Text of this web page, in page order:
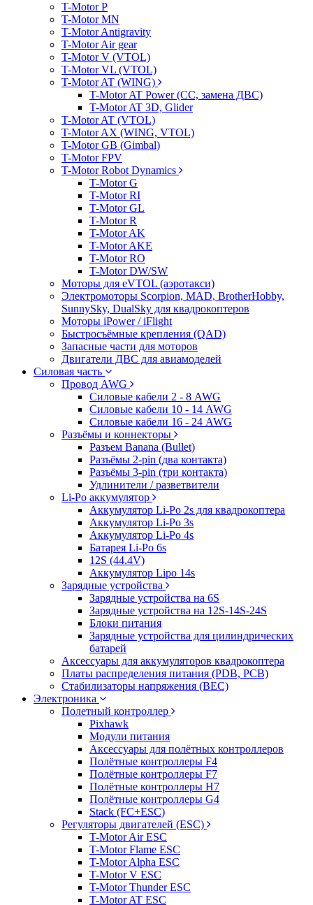
T-Motor P
T-Motor MN
T-Motor Antigravity
T-Motor Air gear
T-Motor V (VTOL)
T-Motor VL (VTOL)
T-Motor AT (WING)
T-Motor AT Power (CC, замена ДВС)
T-Motor AT 3D, Glider
T-Motor AT (VTOL)
T-Motor AX (WING, VTOL)
T-Motor GB (Gimbal)
T-Motor FPV
T-Motor Robot Dynamics
T-Motor G
T-Motor RI
T-Motor GL
T-Motor R
T-Motor AK
T-Motor AKE
T-Motor RO
T-Motor DW/SW
Моторы для eVTOL (аэротакси)
Электромоторы Scorpion, MAD, BrotherHobby,
SunnySky, DualSky для квадрокоптеров
Моторы iPower / iFlight
Быстросъёмные крепления (QAD)
Запасные части для моторов
Двигатели ДВС для авиамоделей
Силовая часть
Провод AWG
Силовые кабели 2 - 8 AWG
Силовые кабели 10 - 14 AWG
Силовые кабели 16 - 24 AWG
Разъёмы и коннекторы
Разъем Banana (Bullet)
Разъёмы 2-pin (два контакта)
Разъёмы 3-pin (три контакта)
Удлинители / разветвители
Li-Po аккумулятор
Аккумулятор Li-Po 2s для квадрокоптера
Аккумулятор Li-Po 3s
Аккумулятор Li-Po 4s
Батарея Li-Po 6s
12S (44.4V)
Аккумулятор Lipo 14s
Зарядные устройства
Зарядные устройства на 6S
Зарядные устройства на 12S-14S-24S
Блоки питания
Зарядные устройства для цилиндрических
батарей
Аксессуары для аккумуляторов квадрокоптера
Платы распределения питания (PDB, PCB)
Стабилизаторы напряжения (BEC)
Электроника
Полетный контроллер
Pixhawk
Модули питания
Аксессуары для полётных контроллеров
Полётные контроллеры F4
Полётные контроллеры F7
Полётные контроллеры H7
Полётные контроллеры G4
Stack (FC+ESC)
Регуляторы двигателей (ESC)
T-Motor Air ESC
T-Motor Flame ESC
T-Motor Alpha ESC
T-Motor V ESC
T-Motor Thunder ESC
T-Motor AT ESC